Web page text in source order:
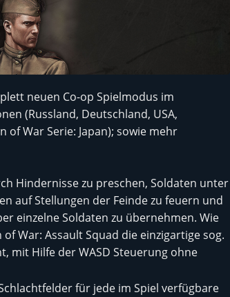
neuen Co-op Spielmodus im
(Russland, Deutschland, USA,
War Serie: Japan); sowie mehr
Hindernisse zu preschen, Soldaten unter
auf Stellungen der Feinde zu feuern und
einzelne Soldaten zu übernehmen. Wie
War: Assault Squad die einzigartige sog.
mit Hilfe der WASD Steuerung ohne
für jede im Spiel verfügbare